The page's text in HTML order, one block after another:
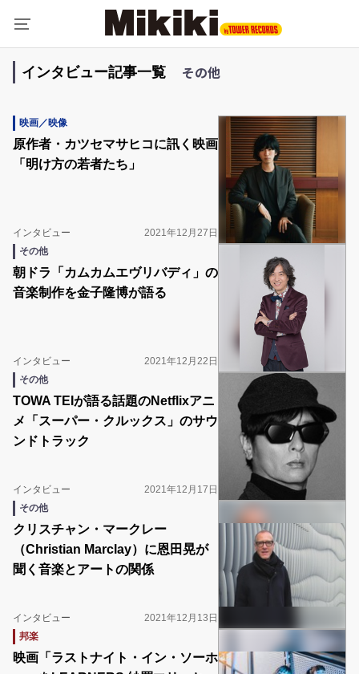
インタビュー記事一覧 その他
映画／映像
原作者・カツセマサヒコに訊く映画
「明け方の若者たち」
インタビュー
2021年12月27日
その他
朝ドラ「カムカムエヴリバディ」の
音楽制作を金子隆博が語る
インタビュー
2021年12月22日
その他
TOWA TEIが語る話題のNetflixアニ
メ「スーパー・クルックス」のサウ
ンドトラック
インタビュー
2021年12月17日
その他
クリスチャン・マークレー
（Christian Marclay）に恩田晃が
聞く音楽とアートの関係
インタビュー
2021年12月13日
邦楽
映画「ラストナイト・イン・ソーホ